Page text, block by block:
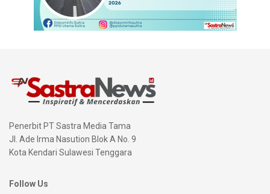
Penerbit PT Sastra Media Tama
Jl. Ade Irma Nasution Blok A No. 9
Kota Kendari Sulawesi Tenggara
Follow Us